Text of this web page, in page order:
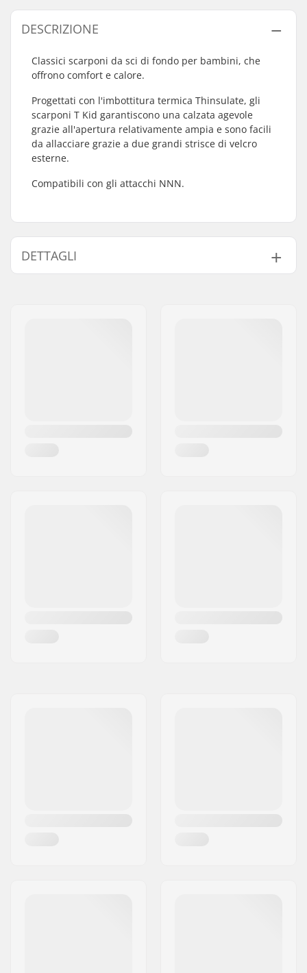
DESCRIZIONE
Classici scarponi da sci di fondo per bambini, che
offrono comfort e calore.
Progettati con l'imbottitura termica Thinsulate, gli
scarponi T Kid garantiscono una calzata agevole
grazie all'apertura relativamente ampia e sono facili
da allacciare grazie a due grandi strisce di velcro
esterne.
Compatibili con gli attacchi NNN.
DETTAGLI